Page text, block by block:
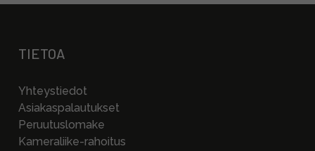
TIETOA
Yhteystiedot
Asiakaspalautukset
Peruutuslomake
Kameraliike-rahoitus